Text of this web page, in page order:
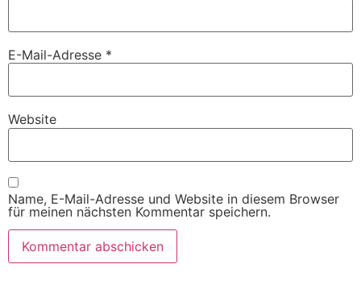
E-Mail-Adresse *
Website
Name, E-Mail-Adresse und Website in diesem Browser
für meinen nächsten Kommentar speichern.